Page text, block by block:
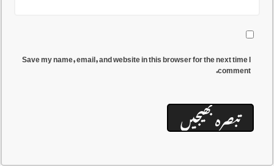
Save my name, email, and website in this browser for the next time I
comment.